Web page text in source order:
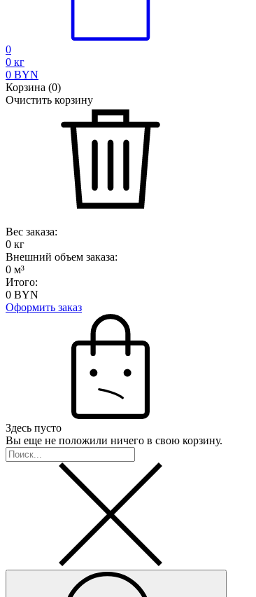
0
0 кг
0 BYN
Корзина (0)
Очистить корзину
Вес заказа:
0 кг
Внешний объем заказа:
0 м³
Итого:
0 BYN
Оформить заказ
Здесь пусто
Вы еще не положили ничего в свою корзину.